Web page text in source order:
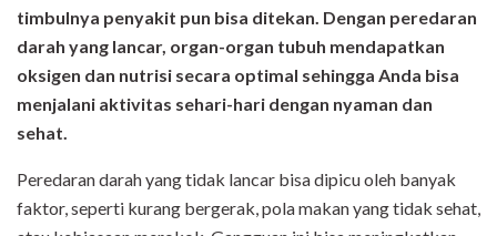
timbulnya penyakit pun bisa ditekan. Dengan peredaran
darah yang lancar, organ-organ tubuh mendapatkan
oksigen dan nutrisi secara optimal sehingga Anda bisa
menjalani aktivitas sehari-hari dengan nyaman dan
sehat.
Peredaran darah yang tidak lancar bisa dipicu oleh banyak
faktor, seperti kurang bergerak, pola makan yang tidak sehat,